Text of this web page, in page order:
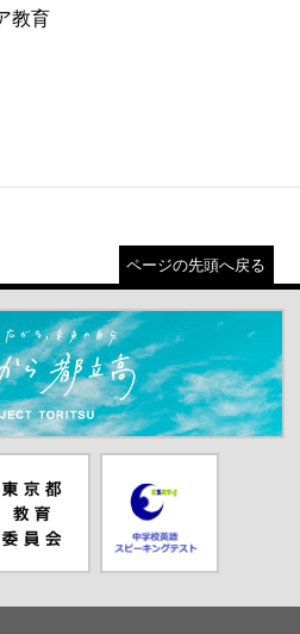
教育
ページの先頭へ戻る
ドウが開きます）
（別ウイ
ウが開き
ピーキングテ
スト（別ウイ
ンドウが開き